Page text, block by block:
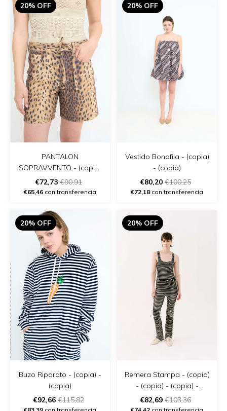
20% OFF
PANTALON
SOPRAVVENTO - (copia)
- (copia) - (copia)
€72,73 €90,91
€65,46 con transferencia
20% OFF
Vestido Bonafila - (copia)
- (copia)
€80,20 €100,25
€72,18con transferencia
20% OFF
Buzo Riparato - (copia) -
(copia)
€92,66 €115,82
€83,39 con transferencia
20% OFF
Remera Stampa - (copia)
- (copia) - (copia) -
(copia) - (copia) - (copia)
€82,69 €103,36
€74,42 con transferencia